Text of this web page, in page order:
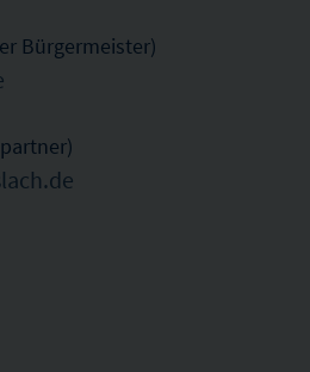
Bürgermeister)